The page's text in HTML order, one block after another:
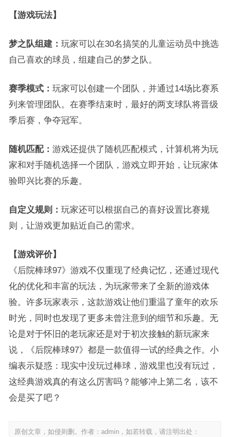
【游戏玩法】
梦之队组建： 玩家可以在30名搞笑的儿童运动员中挑选
自己喜欢的球员，组建自己的梦之队。
赛季模式： 玩家可以创建一个团队，并通过14场比赛系
列来管理团队。在赛季结束时，最好的两支球队将晋级
季后赛，争夺冠军。
随机匹配： 游戏还提供了随机匹配模式，计算机将为玩
家和对手随机选择一个团队，游戏立即开始，让玩家体
验即兴比赛的乐趣。
自定义规则： 玩家还可以根据自己的喜好设置比赛规
则，让游戏更加贴近自己的需求。
【游戏评价】
《后院棒球97》游戏不仅重现了经典记忆，还通过现代
化的优化和丰富的玩法，为玩家带来了全新的游戏体
验。许多玩家表示，这款游戏让他们重温了童年的欢乐
时光，同时也发现了更多未曾注意到的细节和乐趣。无
论是对于怀旧的老玩家还是对于初次接触的新玩家来
说，《后院棒球97》都是一款值得一试的经典之作。小
编表示疑惑：现实中没玩过棒球，游戏里也没有玩过，
这经典游戏真的有这么厉害吗？能够冲上第二名，该不
会是买了吧？
原创文章，如侵则删。作者：admin，如若转载，请注明出处：